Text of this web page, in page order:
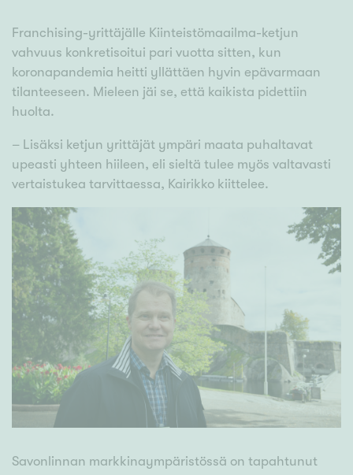
Franchising-yrittäjälle Kiinteistömaailma-ketjun
vahvuus konkretisoitui pari vuotta sitten, kun
koronapandemia heitti yllättäen hyvin epävarmaan
tilanteeseen. Mieleen jäi se, että kaikista pidettiin
huolta.
– Lisäksi ketjun yrittäjät ympäri maata puhaltavat
upeasti yhteen hiileen, eli sieltä tulee myös valtavasti
vertaistukea tarvittaessa, Kairikko kiittelee.
Savonlinnan markkinaympäristössä on tapahtunut